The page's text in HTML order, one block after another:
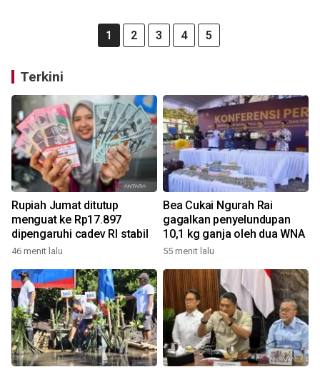
1 2 3 4 5
Terkini
Rupiah Jumat ditutup
menguat ke Rp17.897
dipengaruhi cadev RI stabil
46 menit lalu
Bea Cukai Ngurah Rai
gagalkan penyelundupan
10,1 kg ganja oleh dua WNA
55 menit lalu